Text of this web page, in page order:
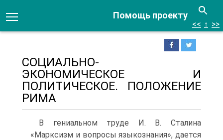
Помощь проекту
<< ↑ >>
СОЦИАЛЬНО-
ЭКОНОМИЧЕСКОЕ И
ПОЛИТИЧЕСКОЕ. ПОЛОЖЕНИЕ
РИМА
В гениальном труде И. В. Сталина
«Марксизм и вопросы языко­знания», дается